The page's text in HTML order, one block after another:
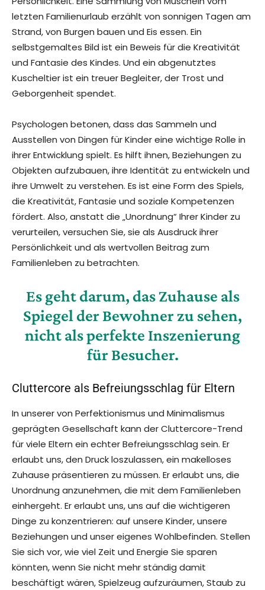
letzten Familienurlaub erzählt von sonnigen Tagen am
Strand, von Burgen bauen und Eis essen. Ein
selbstgemaltes Bild ist ein Beweis für die Kreativität
und Fantasie des Kindes. Und ein abgenutztes
Kuscheltier ist ein treuer Begleiter, der Trost und
Geborgenheit spendet.
Psychologen betonen, dass das Sammeln und
Ausstellen von Dingen für Kinder eine wichtige Rolle in
ihrer Entwicklung spielt. Es hilft ihnen, Beziehungen zu
Objekten aufzubauen, ihre Identität zu entwickeln und
ihre Umwelt zu verstehen. Es ist eine Form des Spiels,
die Kreativität, Fantasie und soziale Kompetenzen
fördert. Also, anstatt die „Unordnung“ Ihrer Kinder zu
verurteilen, versuchen Sie, sie als Ausdruck ihrer
Persönlichkeit und als wertvollen Beitrag zum
Familienleben zu betrachten.
Es geht darum, das Zuhause als
Spiegel der Bewohner zu sehen,
nicht als perfekte Inszenierung
für Besucher.
Cluttercore als Befreiungsschlag für Eltern
In unserer von Perfektionismus und Minimalismus
geprägten Gesellschaft kann der Cluttercore-Trend
für viele Eltern ein echter Befreiungsschlag sein. Er
erlaubt uns, den Druck loszulassen, ein makelloses
Zuhause präsentieren zu müssen. Er erlaubt uns, die
Unordnung anzunehmen, die mit dem Familienleben
einhergeht. Er erlaubt uns, uns auf die wichtigeren
Dinge zu konzentrieren: auf unsere Kinder, unsere
Beziehungen und unser eigenes Wohlbefinden. Stellen
Sie sich vor, wie viel Zeit und Energie Sie sparen
könnten, wenn Sie nicht mehr ständig damit
beschäftigt wären, Spielzeug aufzuräumen, Staub zu